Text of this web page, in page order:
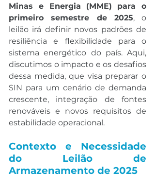
Minas e Energia (MME)
para o
primeiro semestre de 2025, o
leilão irá definir novos padrões de
resiliência e flexibilidade para o
sistema energético do país. Aqui,
discutimos o impacto e os desafios
dessa medida, que visa preparar o
SIN para um cenário de demanda
crescente, integração de fontes
renováveis e novos requisitos de
estabilidade operacional.
Contexto e Necessidade
do Leilão de
Armazenamento de 2025